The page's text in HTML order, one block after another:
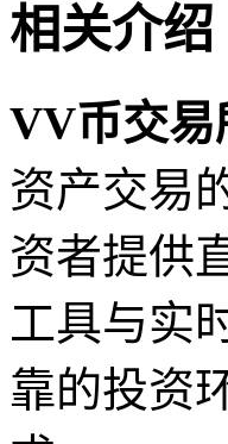
相关介绍
VV币交易
资产交易
资者提供
工具与实
靠的投资